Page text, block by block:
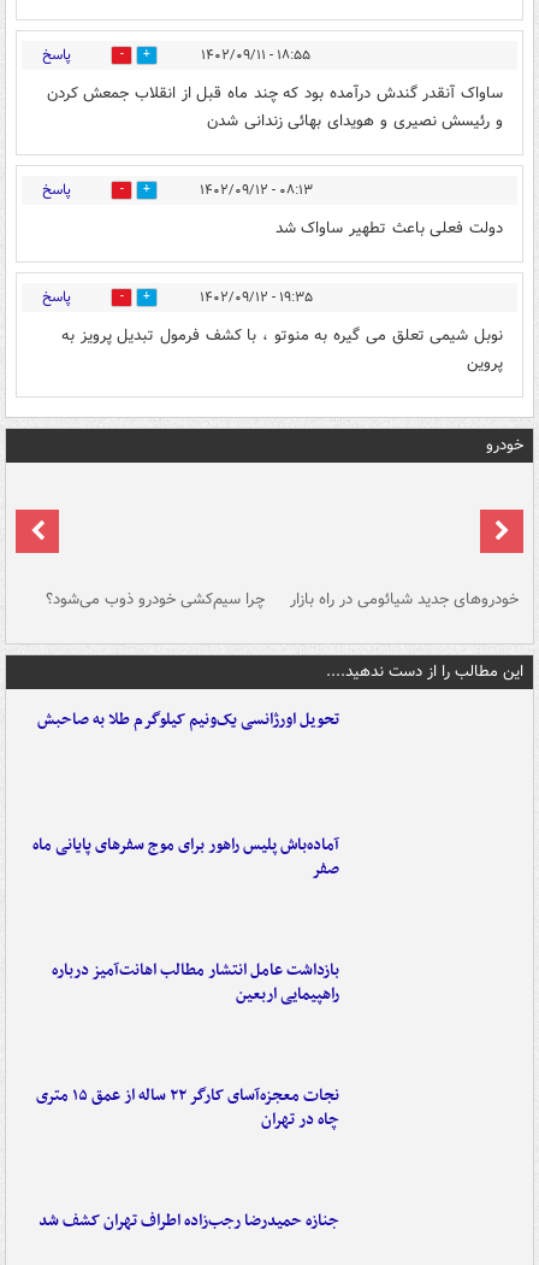
۱۸:۵۵ - ۱۴۰۲/۰۹/۱۱ 3 پاسخ
ساواک آنقدر گندش درآمده بود که چند ماه قبل از انقلاب جمعش کردن
و رئیسش نصیری و هویدای بهائی زندانی شدن
۰۸:۱۳ - ۱۴۰۲/۰۹/۱۲ 1 پاسخ
دولت فعلی باعث تطهیر ساواک شد
۱۹:۳۵ - ۱۴۰۲/۰۹/۱۲ 0 پاسخ
نوبل شیمی تعلق می گیره به منوتو ، با کشف فرمول تبدیل پرویز به
پروین
خودرو
خودروهای جدید شیائومی در راه بازار چرا سیم‌کشی خودرو ذوب می‌شود؟
این مطالب را از دست ندهید....
تحویل اورژانسی یک‌ونیم کیلوگرم طلا به صاحبش
آماده‌باش پلیس راهور برای موج سفرهای پایانی ماه
صفر
بازداشت عامل انتشار مطالب اهانت‌آمیز درباره
راهپیمایی اربعین
نجات معجزه‌آسای کارگر ۲۲ ساله از عمق ۱۵ متری
چاه در تهران
جنازه حمیدرضا رجب‌زاده اطراف تهران کشف شد